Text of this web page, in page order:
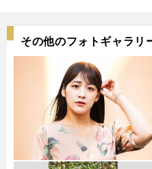
その他のフォトギャラリ